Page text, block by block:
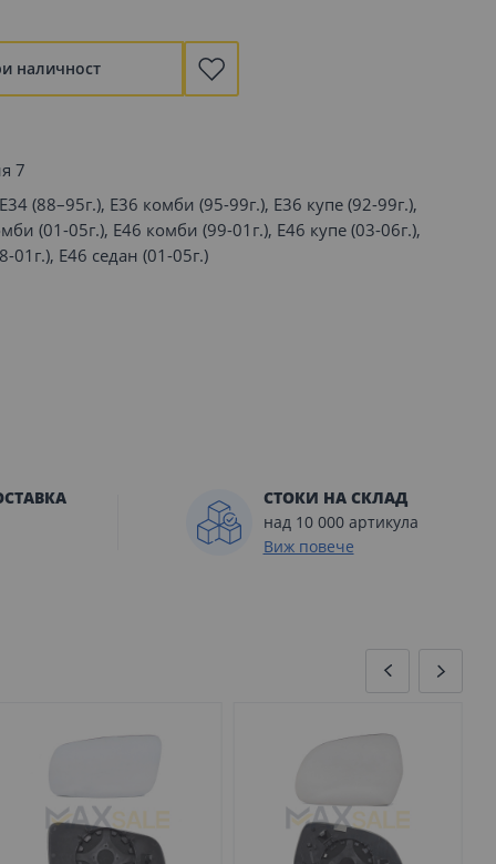
наличност
7
(88–95г.), E36 комби (95-99г.), E36 купе (92-99г.),
(01-05г.), E46 комби (99-01г.), E46 купе (03-06г.),
01г.), E46 седан (01-05г.)
СТОКИ НА СКЛАД
над 10 000 артикула
Виж повече